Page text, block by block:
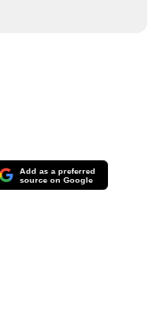
Add as a preferred
source on Google